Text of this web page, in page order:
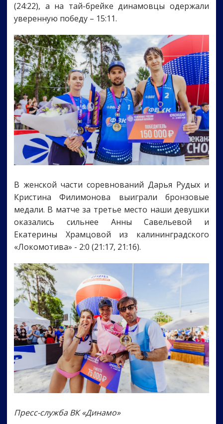
(24:22), а на тай-брейке динамовцы одержали
уверенную победу – 15:11.
В женской части соревнований Дарья Рудых и
Кристина Филимонова выиграли бронзовые
медали. В матче за третье место наши девушки
оказались сильнее Анны Савельевой и
Екатерины Храмцовой из калининградского
«Локомотива» - 2:0 (21:17, 21:16).
Пресс-служба ВК «Динамо»